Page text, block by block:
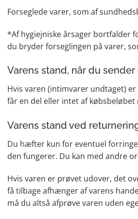
Forseglede varer, som af
*Af hygiejniske årsager bortfalder
du bryder forseglingen på varer,
Varens stand, når du
Hvis varen (intimvarer undtaget)
får en del eller intet af
Varens stand ved
Du hæfter kun for eventuel
den fungerer. Du kan med andre
Hvis varen er prøvet udover, det
få tilbage afhænger af varens
må du altså afprøve varen uden